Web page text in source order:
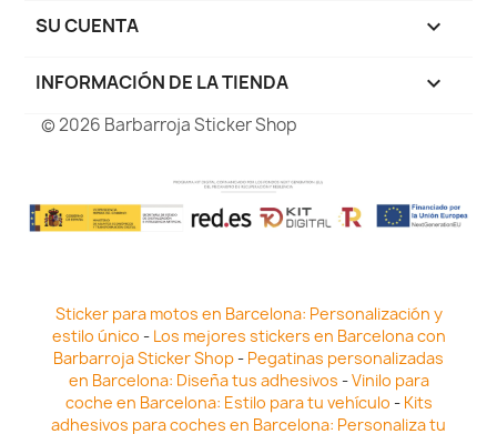
SU CUENTA 
INFORMACIÓN DE LA TIENDA keyboard_arrow_down
© 2026 Barbarroja Sticker Shop
Sticker para motos en Barcelona: Personalización y
estilo único - Los mejores stickers en Barcelona con
Barbarroja Sticker Shop- Pegatinas personalizadas
en Barcelona: Diseña tus adhesivos -Vinilo para
coche en Barcelona: Estilo para tu vehículo - Kits
adhesivos para coches en Barcelona: Personaliza tu